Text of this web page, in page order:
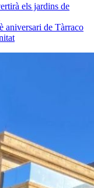
els jardins de
aniversari de Tàrraco